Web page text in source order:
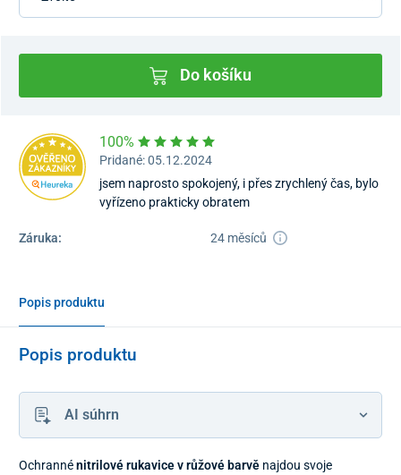
Do košíku
100%
Pridané: 05.12.2024
jsem naprosto spokojený, i přes zrychlený čas, bylo
vyřízeno prakticky obratem
Záruka: 24 měsíců
Popis produktu
Popis produktu
AI súhrn
Ochrannénitrilové rukavice v růžové barvě najdou svoje